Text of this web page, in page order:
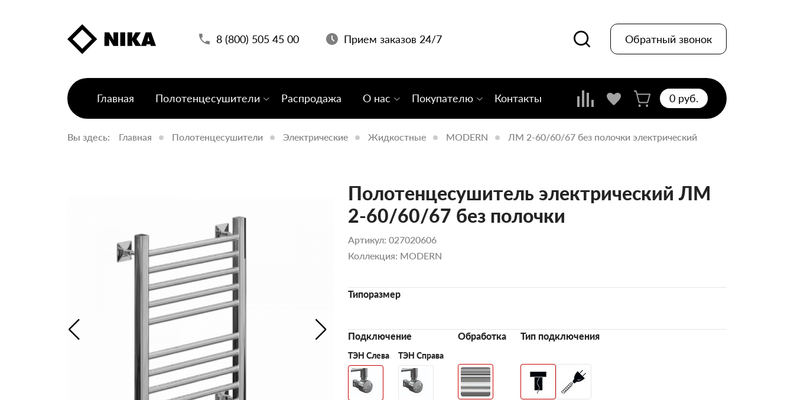
8 (800) 505 45 00 Прием заказов 24/7 Обратный звонок
Главная Полотенцесушители Распродажа О нас Покупателю Контакты 0 pуб.
Вы здесь: Главная Полотенцесушители Электрические Жидкостные MODERN ЛМ 2-60/60/67 без полочки электрический
Полотенцесушитель электрический ЛМ
2-60/60/67 без полочки
Артикул: 027020606
Коллекция: MODERN
Типоразмер
Подключение
ТЭН Слева ТЭН Справа
Обработка Тип подключения